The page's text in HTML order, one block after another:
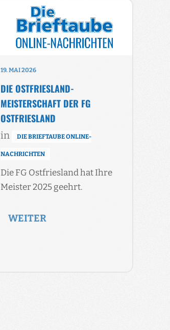
19. MAI 2026
DIE OSTFRIESLAND-
MEISTERSCHAFT DER FG
OSTFRIESLAND
in DIE BRIEFTAUBE ONLINE-
NACHRICHTEN
Die FG Ostfriesland hat Ihre
Meister 2025 geehrt.
WEITER